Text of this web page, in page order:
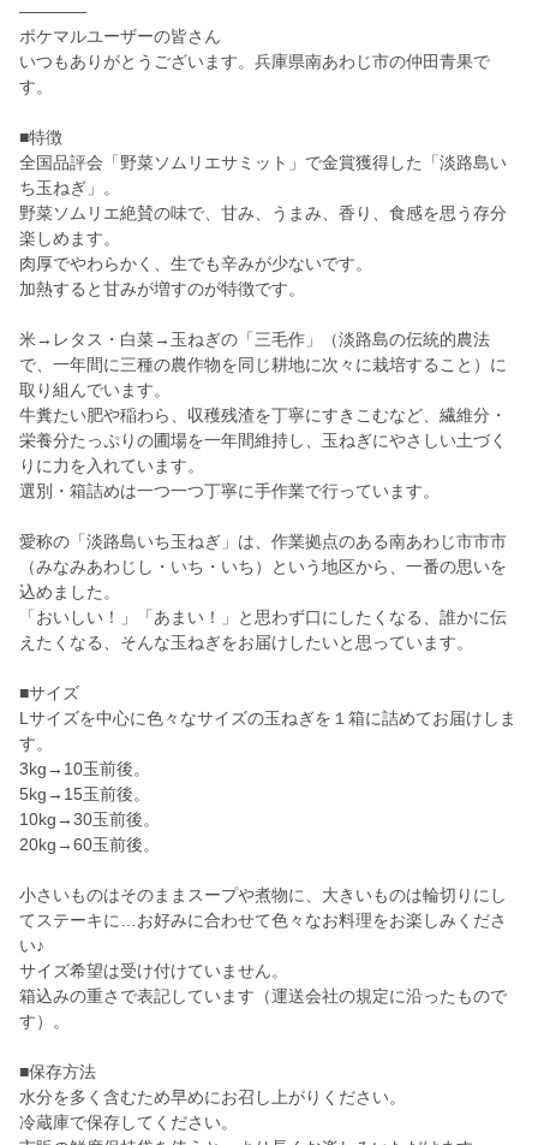
――――
ポケマルユーザーの皆さん
いつもありがとうございます。兵庫県南あわじ市の仲田青果で
す。
■特徴
全国品評会「野菜ソムリエサミット」で金賞獲得した「淡路島い
ち玉ねぎ」。
野菜ソムリエ絶賛の味で、甘み、うまみ、香り、食感を思う存分
楽しめます。
肉厚でやわらかく、生でも辛みが少ないです。
加熱すると甘みが増すのが特徴です。
米→レタス・白菜→玉ねぎの「三毛作」（淡路島の伝統的農法
で、一年間に三種の農作物を同じ耕地に次々に栽培すること）に
取り組んでいます。
牛糞たい肥や稲わら、収穫残渣を丁寧にすきこむなど、繊維分・
栄養分たっぷりの圃場を一年間維持し、玉ねぎにやさしい土づく
りに力を入れています。
選別・箱詰めは一つ一つ丁寧に手作業で行っています。
愛称の「淡路島いち玉ねぎ」は、作業拠点のある南あわじ市市市
（みなみあわじし・いち・いち）という地区から、一番の思いを
込めました。
「おいしい！」「あまい！」と思わず口にしたくなる、誰かに伝
えたくなる、そんな玉ねぎをお届けしたいと思っています。
■サイズ
Lサイズを中心に色々なサイズの玉ねぎを１箱に詰めてお届けしま
す。
3kg→10玉前後。
5kg→15玉前後。
10kg→30玉前後。
20kg→60玉前後。
小さいものはそのままスープや煮物に、大きいものは輪切りにし
てステーキに…お好みに合わせて色々なお料理をお楽しみくださ
い♪
サイズ希望は受け付けていません。
箱込みの重さで表記しています（運送会社の規定に沿ったもので
す）。
■保存方法
水分を多く含むため早めにお召し上がりください。
冷蔵庫で保存してください。